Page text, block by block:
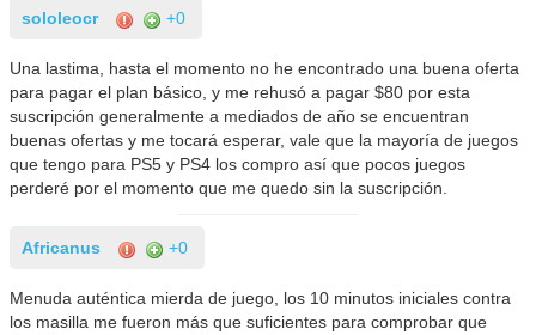
sololeocr +0
Una lastima, hasta el momento no he encontrado una buena oferta
para pagar el plan básico, y me rehusó a pagar $80 por esta
suscripción generalmente a mediados de año se encuentran
buenas ofertas y me tocará esperar, vale que la mayoría de juegos
que tengo para PS5 y PS4 los compro así que pocos juegos
perderé por el momento que me quedo sin la suscripción.
Africanus +0
Menuda auténtica mierda de juego, los 10 minutos iniciales contra
los masilla me fueron más que suficientes para comprobar que